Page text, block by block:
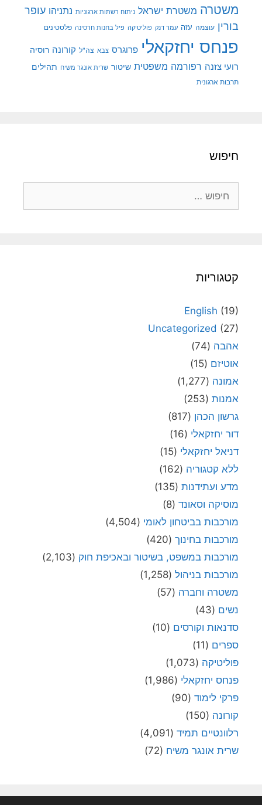
משטרה משטרת ישראל ניתוח רשתות ארגוניות נתניהו עופר
בורין עוצמה עזה עמר דנק פוליטיקה פיל בחנות חרסינה פלסטינים
פנחס יחזקאלי פרוגרס צבא צה"ל קורונה רוסיה
רועי צזנה רפורמה משפטית שיטור שרית אונגר משיח תהילים
תרבות ארגונית
חיפוש
קטגוריות
English (19)
Uncategorized (27)
אהבה (74)
אוטיזם (15)
אמונה (1,277)
אמנות (253)
גרשון הכהן (817)
דור יחזקאלי (16)
דניאל יחזקאלי (15)
ללא קטגוריה (162)
מדע ועתידנות (135)
מוסיקה וסאונד (8)
מורכבות בביטחון לאומי (4,504)
מורכבות בחינוך (420)
מורכבות במשפט, בשיטור ובאכיפת חוק (2,103)
מורכבות בניהול (1,258)
משטרה וחברה (57)
נשים (43)
סדנאות וקורסים (10)
ספרים (11)
פוליטיקה (1,073)
פנחס יחזקאלי (1,986)
פרקי לימוד (90)
קורונה (150)
רלוונטיים תמיד (4,091)
שרית אונגר משיח (72)